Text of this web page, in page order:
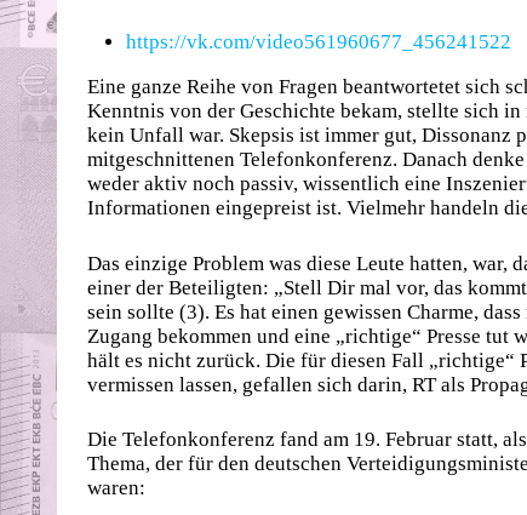
https://vk.com/video561960677_456241522
Eine ganze Reihe von Fragen beantwortetet sich
Kenntnis von der Geschichte bekam, stellte sich
kein Unfall war. Skepsis ist immer gut, Dissonanz
mitgeschnittenen Telefonkonferenz. Danach
weder aktiv noch passiv, wissentlich eine
Informationen eingepreist ist. Vielmehr handeln
Das einzige Problem was diese Leute hatten,
einer der Beteiligten: „Stell Dir mal vor, das
sein sollte (3). Es hat einen gewissen Charme,
Zugang bekommen und eine „richtige“ Presse tut
hält es nicht zurück. Die für diesen Fall „richtige“
vermissen lassen, gefallen sich darin, RT als
Die Telefonkonferenz fand am 19. Februar statt,
Thema, der für den deutschen
waren: